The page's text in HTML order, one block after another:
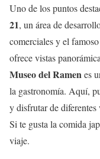
Uno de los puntos
21, un área de
comerciales y el famoso
ofrece vistas
Museo del Ramenes
la gastronomía. Aquí,
y disfrutar de diferentes
Si te gusta la comida
viaje.